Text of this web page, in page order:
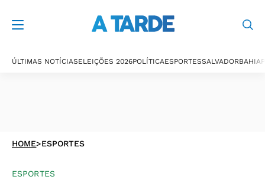
ÚLTIMAS NOTÍCIASELEIÇÕES 2026POLÍTICAESPORTESSALVADORBAHIA
HOME>ESPORTES
ESPORTES